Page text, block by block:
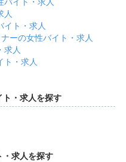
人
イト・求人
ーの女性バイト・求人
求人
ト・求人
・求人を探す
・求人を探す